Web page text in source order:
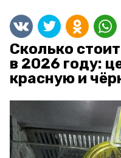
Сколько
в 2026 году:
красную и